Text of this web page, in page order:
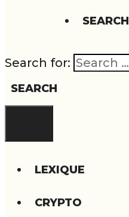
SEARCH
Search for:
SEARCH
LEXIQUE
CRYPTO